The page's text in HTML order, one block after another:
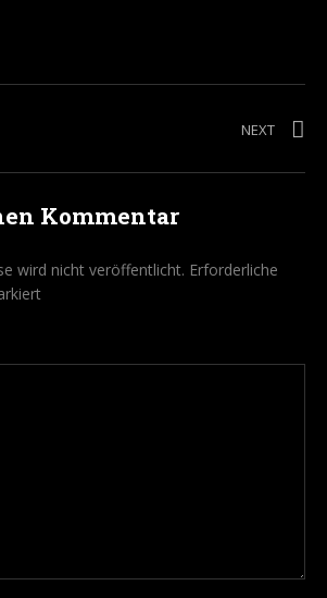
NEXTPOST:
Kommentar
wird nicht veröffentlicht. Erforderliche